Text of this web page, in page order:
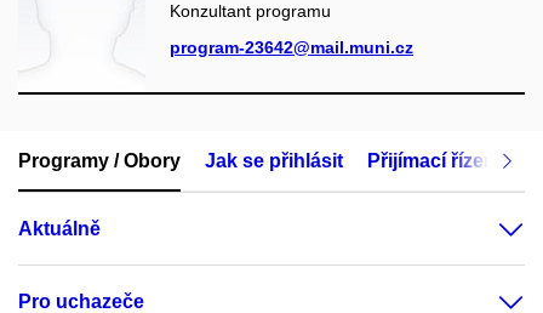
Konzultant programu
program-23642@mail.muni.cz
Programy / Obory Jak se přihlásit Přijímací řízení
Aktuálně
Pro uchazeče